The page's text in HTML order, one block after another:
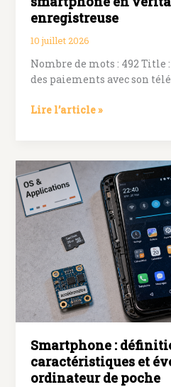
enregistreuse
10 juillet 2026
Nombre de mots : 492 Title
des paiements avec son
Le
transforme
votre
smartphone
en
véritable
caisse
enregistreuse
Lire l’article »
Smartphone :
caractéristiques et
ordinateur de poche